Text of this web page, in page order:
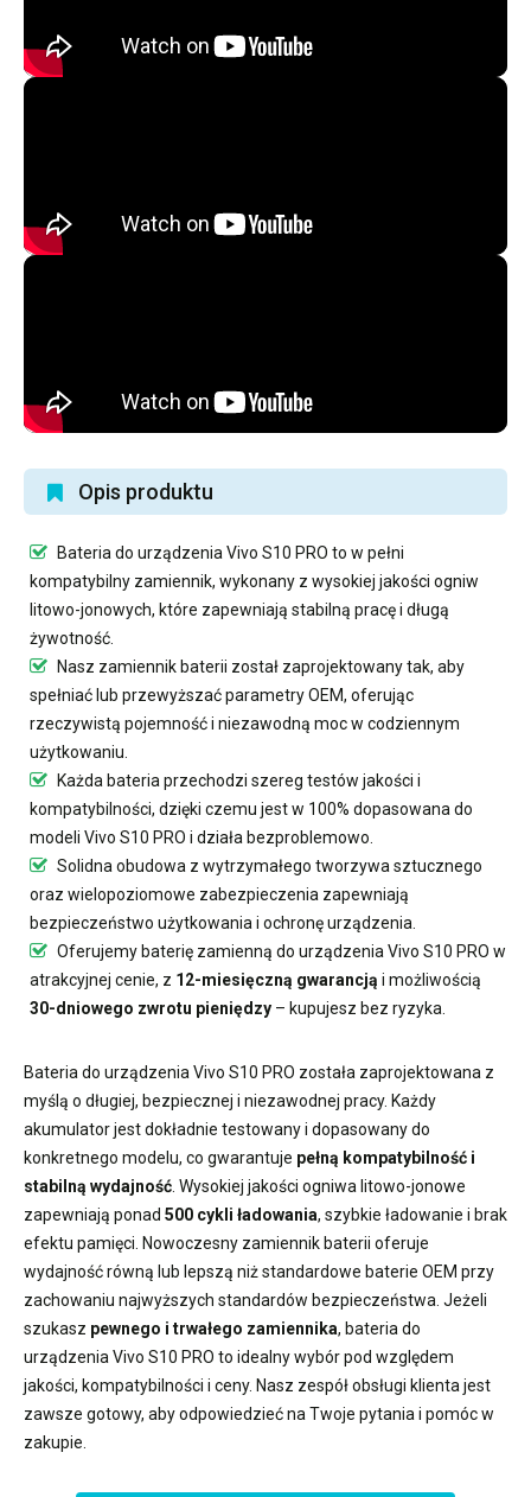
Opis produktu
Bateria do urządzenia Vivo S10 PRO to w pełni
kompatybilny zamiennik, wykonany z wysokiej jakości ogniw
litowo-jonowych, które zapewniają stabilną pracę i długą
żywotność.
Nasz zamiennik baterii został zaprojektowany tak, aby
spełniać lub przewyższać parametry OEM, oferując
rzeczywistą pojemność i niezawodną moc w codziennym
użytkowaniu.
Każda bateria przechodzi szereg testów jakości i
kompatybilności, dzięki czemu jest w 100% dopasowana do
modeli Vivo S10 PRO i działa bezproblemowo.
Solidna obudowa z wytrzymałego tworzywa sztucznego
oraz wielopoziomowe zabezpieczenia zapewniają
bezpieczeństwo użytkowania i ochronę urządzenia.
Oferujemybaterię zamienną do urządzenia Vivo S10 PRO w
atrakcyjnej cenie, z 12-miesięczną gwarancją i możliwością
30-dniowego zwrotu pieniędzy – kupujesz bez ryzyka.
Bateria do urządzenia Vivo S10 PRO została zaprojektowana z
myślą o długiej, bezpiecznej i niezawodnej pracy. Każdy
akumulator jest dokładnie testowany i dopasowany do
konkretnego modelu, co gwarantuje pełną kompatybilność i
stabilną wydajność . Wysokiej jakości ogniwa litowo-jonowe
zapewniają ponad 500 cykli ładowania, szybkie ładowanie i brak
efektu pamięci. Nowoczesny zamiennik baterii oferuje
wydajność równą lub lepszą niż standardowe baterie OEM przy
zachowaniu najwyższych standardów bezpieczeństwa. Jeżeli
szukasz pewnego i trwałego zamiennika, bateria do
urządzenia Vivo S10 PRO to idealny wybór pod względem
jakości, kompatybilności i ceny. Nasz zespół obsługi klienta jest
zawsze gotowy, aby odpowiedzieć na Twoje pytania i pomóc w
zakupie.